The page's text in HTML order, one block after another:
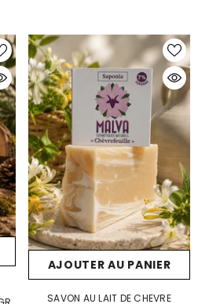
AJOUTER AU PANIER
SAVON AU LAIT DE CHEVRE